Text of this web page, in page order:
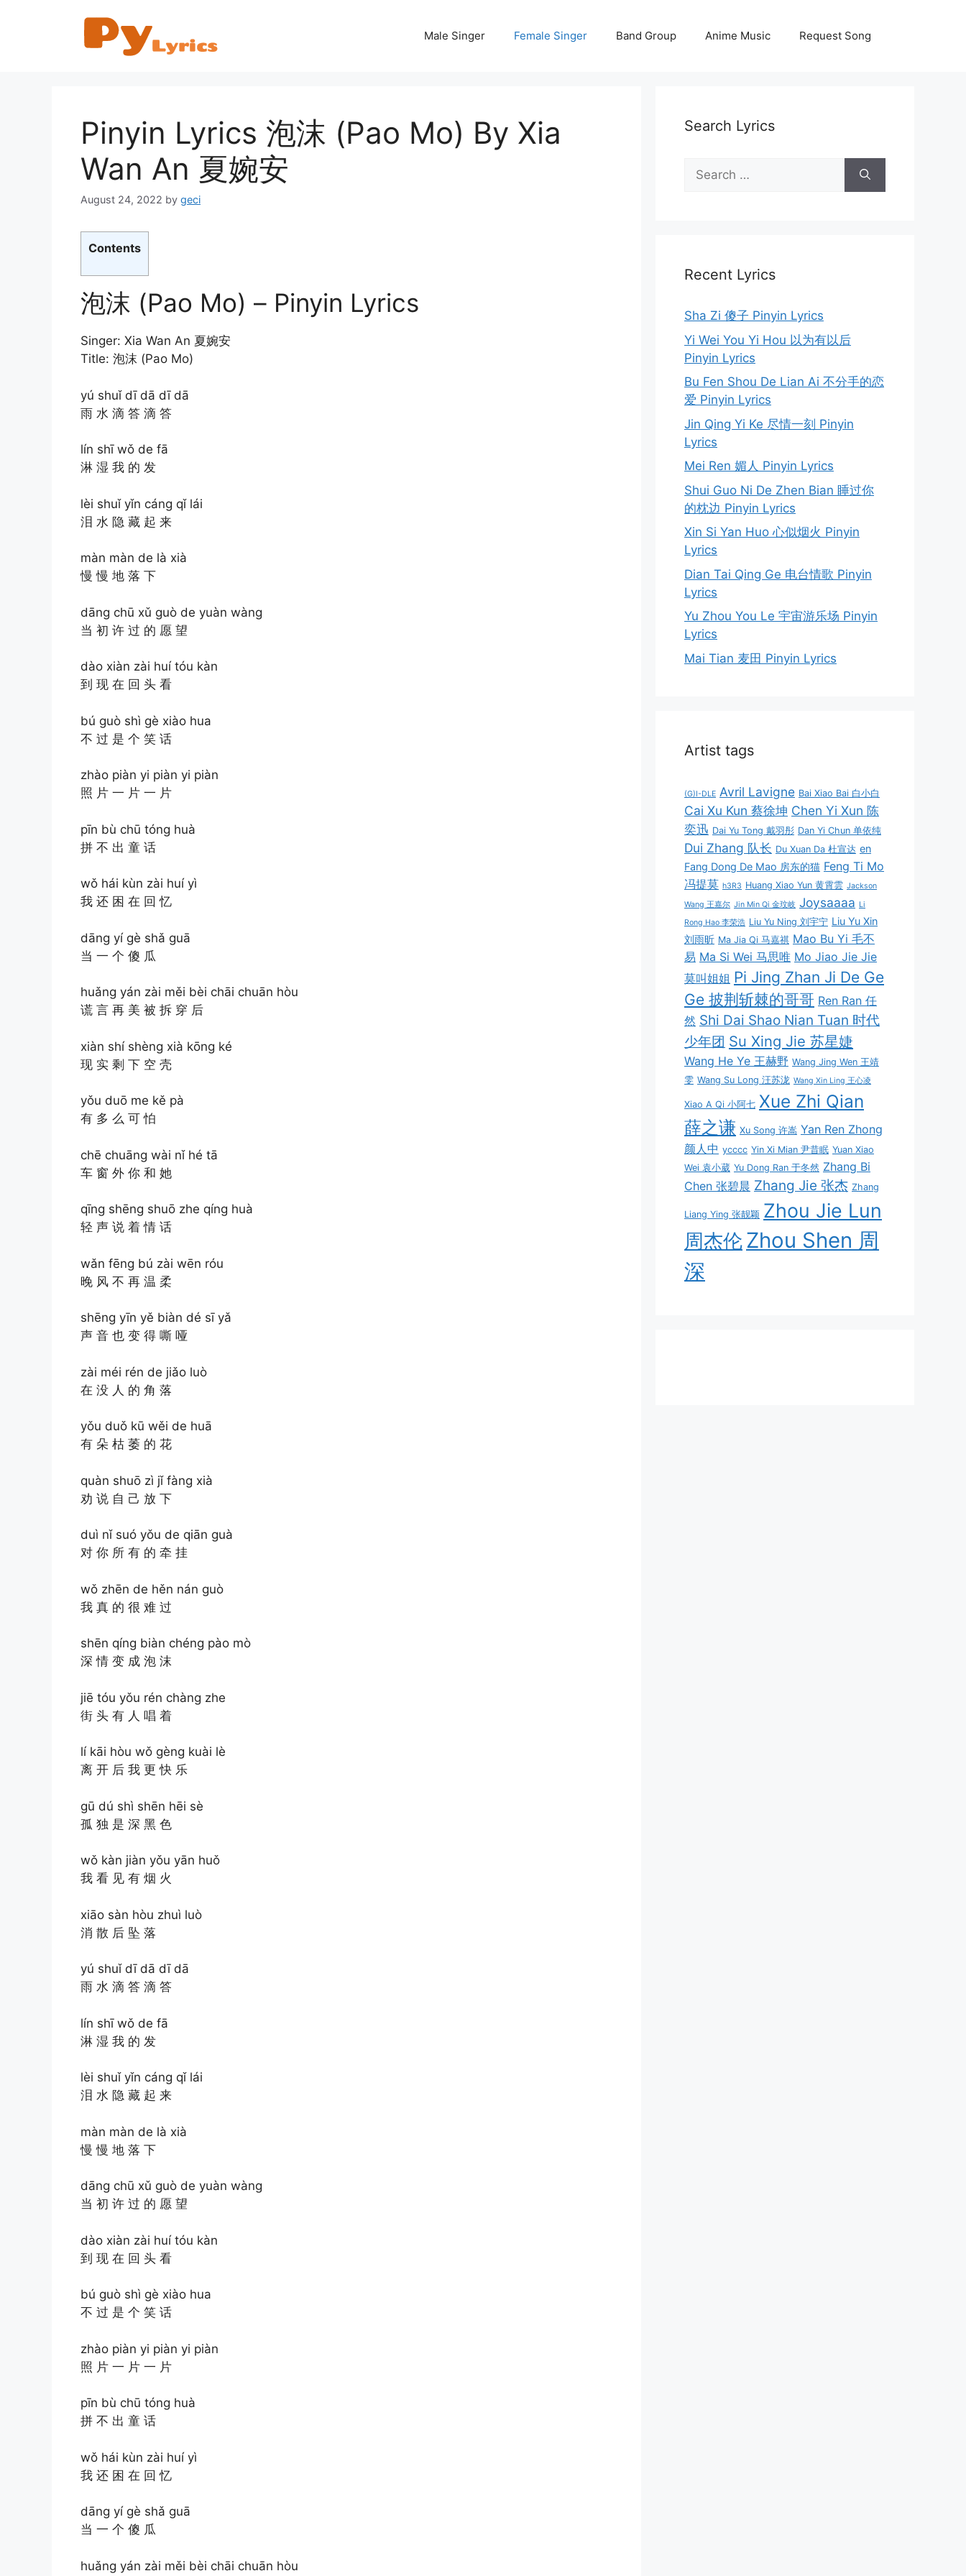
Male Singer Female Singer Band Group Anime Music Request Song
Pinyin Lyrics 泡沫 (Pao Mo) By Xia
Wan An 夏婉安
August 24, 2022 by geci
Contents
泡沫 (Pao Mo) – Pinyin Lyrics
Singer: Xia Wan An 夏婉安
Title: 泡沫 (Pao Mo)
yú shuǐ dī dā dī dā
雨 水 滴 答 滴 答
lín shī wǒ de fā
淋 湿 我 的 发
lèi shuǐ yǐn cáng qǐ lái
泪 水 隐 藏 起 来
màn màn de là xià
慢 慢 地 落 下
dāng chū xǔ guò de yuàn wàng
当 初 许 过 的 愿 望
dào xiàn zài huí tóu kàn
到 现 在 回 头 看
bú guò shì gè xiào hua
不 过 是 个 笑 话
zhào piàn yi piàn yi piàn
照 片 一 片 一 片
pīn bù chū tóng huà
拼 不 出 童 话
wǒ hái kùn zài huí yì
我 还 困 在 回 忆
dāng yí gè shǎ guā
当 一 个 傻 瓜
huǎng yán zài měi bèi chāi chuān hòu
谎 言 再 美 被 拆 穿 后
xiàn shí shèng xià kōng ké
现 实 剩 下 空 壳
yǒu duō me kě pà
有 多 么 可 怕
chē chuāng wài nǐ hé tā
车 窗 外 你 和 她
qīng shēng shuō zhe qíng huà
轻 声 说 着 情 话
wǎn fēng bú zài wēn róu
晚 风 不 再 温 柔
shēng yīn yě biàn dé sī yǎ
声 音 也 变 得 嘶 哑
zài méi rén de jiǎo luò
在 没 人 的 角 落
yǒu duǒ kū wěi de huā
有 朵 枯 萎 的 花
quàn shuō zì jǐ fàng xià
劝 说 自 己 放 下
duì nǐ suó yǒu de qiān guà
对 你 所 有 的 牵 挂
wǒ zhēn de hěn nán guò
我 真 的 很 难 过
shēn qíng biàn chéng pào mò
深 情 变 成 泡 沫
jiē tóu yǒu rén chàng zhe
街 头 有 人 唱 着
lí kāi hòu wǒ gèng kuài lè
离 开 后 我 更 快 乐
gū dú shì shēn hēi sè
孤 独 是 深 黑 色
wǒ kàn jiàn yǒu yān huǒ
我 看 见 有 烟 火
xiāo sàn hòu zhuì luò
消 散 后 坠 落
yú shuǐ dī dā dī dā
雨 水 滴 答 滴 答
lín shī wǒ de fā
淋 湿 我 的 发
lèi shuǐ yǐn cáng qǐ lái
泪 水 隐 藏 起 来
màn màn de là xià
慢 慢 地 落 下
dāng chū xǔ guò de yuàn wàng
当 初 许 过 的 愿 望
dào xiàn zài huí tóu kàn
到 现 在 回 头 看
bú guò shì gè xiào hua
不 过 是 个 笑 话
zhào piàn yi piàn yi piàn
照 片 一 片 一 片
pīn bù chū tóng huà
拼 不 出 童 话
wǒ hái kùn zài huí yì
我 还 困 在 回 忆
dāng yí gè shǎ guā
当 一 个 傻 瓜
huǎng yán zài měi bèi chāi chuān hòu
Search Lyrics
Search
for:
Recent Lyrics
Sha Zi 傻子 Pinyin Lyrics
Yi Wei You Yi Hou 以为有以后
Pinyin Lyrics
Bu Fen Shou De Lian Ai 不分手的恋
爱 Pinyin Lyrics
Jin Qing Yi Ke 尽情一刻 Pinyin
Lyrics
Mei Ren 媚人 Pinyin Lyrics
Shui Guo Ni De Zhen Bian 睡过你
的枕边 Pinyin Lyrics
Xin Si Yan Huo 心似烟火 Pinyin
Lyrics
Dian Tai Qing Ge 电台情歌 Pinyin
Lyrics
Yu Zhou You Le 宇宙游乐场 Pinyin
Lyrics
Mai Tian 麦田 Pinyin Lyrics
Artist tags
(G)I-DLE Avril Lavigne Bai Xiao Bai 白小白
Cai Xu Kun 蔡徐坤 Chen Yi Xun 陈
奕迅 Dai Yu Tong 戴羽彤 Dan Yi Chun 单依纯
Dui Zhang 队长 Du Xuan Da 杜宣达 en
Fang Dong De Mao 房东的猫 Feng Ti Mo
冯提莫 h3R3 Huang Xiao Yun 黄霄雲 Jackson
Wang 王嘉尔 Jin Min Qi 金玟岐 Joysaaaa Li
Rong Hao 李荣浩 Liu Yu Ning 刘宇宁 Liu Yu Xin
刘雨昕 Ma Jia Qi 马嘉祺 Mao Bu Yi 毛不
易 Ma Si Wei 马思唯 Mo Jiao Jie Jie
莫叫姐姐 Pi Jing Zhan Ji De Ge
Ge 披荆斩棘的哥哥 Ren Ran 任
然 Shi Dai Shao Nian Tuan 时代
少年团 Su Xing Jie 苏星婕
Wang He Ye 王赫野 Wang Jing Wen 王靖
雯 Wang Su Long 汪苏泷 Wang Xin Ling 王心凌
Xiao A Qi 小阿七 Xue Zhi Qian
薛之谦 Xu Song 许嵩 Yan Ren Zhong
颜人中 ycccc Yin Xi Mian 尹昔眠 Yuan Xiao
Wei 袁小葳 Yu Dong Ran 于冬然 Zhang Bi
Chen 张碧晨 Zhang Jie 张杰 Zhang
Liang Ying 张靓颖 Zhou Jie Lun
周杰伦Zhou Shen 周
深